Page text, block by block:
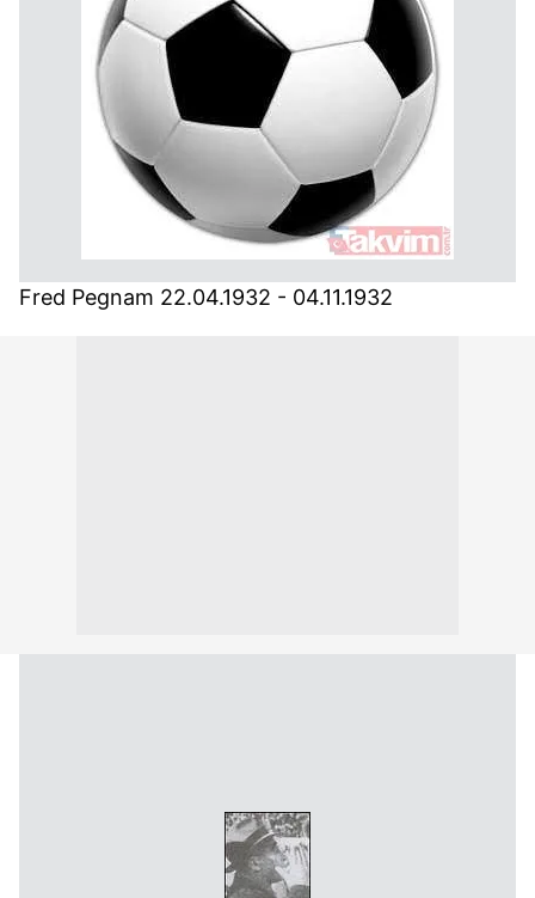
Fred Pegnam 22.04.1932 - 04.11.1932